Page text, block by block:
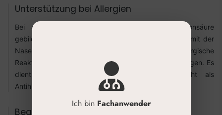
Unterstützung bei Allergien
Bei allergischer Rhinitis kann der durch Hyaluronsäure
gebildete Schutzfilm die Kontaktzeit von Allergenen mit der
Nasenschleimhaut verringern. Dies kann die allergische
Reaktion mildern und die gereizte Schleimhaut beruhigen. Es
dient hier als physikalische Barriere und nicht als
Antihistaminikum.
Begleittherapie bei Infekten
Ich bin Fachanwender